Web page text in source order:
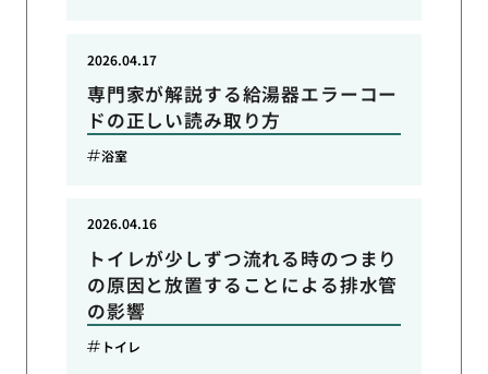
専門家が解説する給湯器エラーコー
ドの正しい読み取り方
2026.04.17
浴室
トイレが少しずつ流れる時のつまり
の原因と放置することによる排水管
の影響
2026.04.16
トイレ